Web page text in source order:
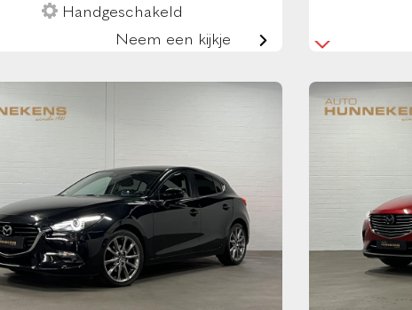
Handgeschakeld
Neem een kijkje